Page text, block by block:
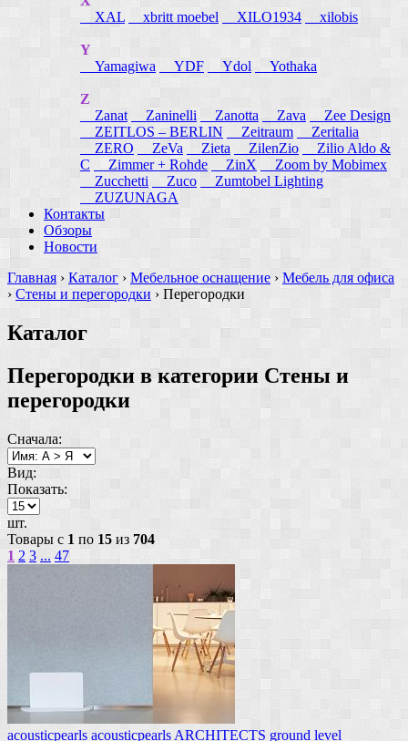
XAL
xbritt moebel XILO1934 xilobis
Y
Yamagiwa
YDF Ydol Yothaka
Z
Zanat
Zaninelli Zanotta Zava
Zee Design
ZEITLOS – BERLIN
Zeitraum
Zeritalia
ZERO
ZeVa Zieta ZilenZio
Zilio Aldo &
C
Zimmer + Rohde ZinX
Zoom by Mobimex
Zucchetti
Zuco
Zumtobel Lighting
ZUZUNAGA
Контакты
Обзоры
Новости
Главная › Каталог › Мебельное оснащение › Мебель для офиса
› Стены и перегородки › Перегородки
Каталог
Перегородки в категории Стены и
перегородки
Сначала:
Вид:
Показать:
шт.
Товары с 1 по 15 из 704
1 2 3 ... 47
acousticpearls acousticpearls ARCHITECTS ground level